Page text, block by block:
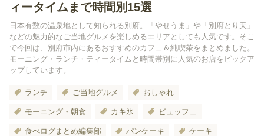
ィータイムまで時間別15選
日本有数の温泉地として知られる別府。「やせうま」や「別府とり天」
などの魅力的なご当地グルメを楽しめるエリアとしても人気です。そこ
で今回は、別府市内にあるおすすめのカフェ＆純喫茶をまとめました。
モーニング・ランチ・ティータイムと時間帯別に人気のお店をピックア
ップしています。
ランチ ご当地グルメ おしゃれ
モーニング・朝食 カキ氷 ビュッフェ
食べログまとめ編集部 パンケーキ ケーキ